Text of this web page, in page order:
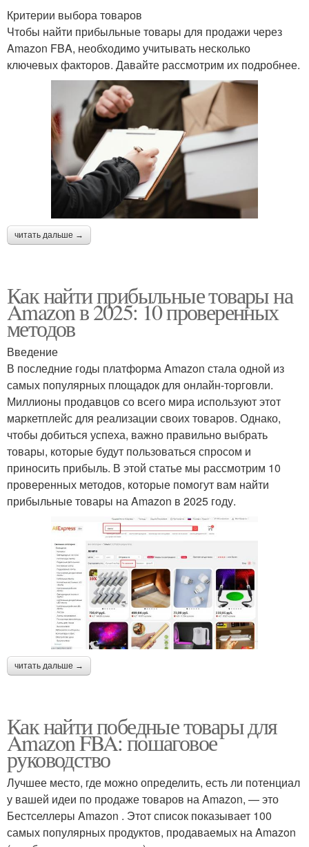
Критерии выбора товаров
Чтобы найти прибыльные товары для продажи через
Amazon FBA, необходимо учитывать несколько
ключевых факторов. Давайте рассмотрим их подробнее.
читать дальше →
Как найти прибыльные товары на
Amazon в 2025: 10 проверенных
методов
Введение
В последние годы платформа Amazon стала одной из
самых популярных площадок для онлайн-торговли.
Миллионы продавцов со всего мира используют этот
маркетплейс для реализации своих товаров. Однако,
чтобы добиться успеха, важно правильно выбрать
товары, которые будут пользоваться спросом и
приносить прибыль. В этой статье мы рассмотрим 10
проверенных методов, которые помогут вам найти
прибыльные товары на Amazon в 2025 году.
читать дальше →
Как найти победные товары для
Amazon FBA: пошаговое
руководство
Лучшее место, где можно определить, есть ли потенциал
у вашей идеи по продаже товаров на Amazon, — это
Бестселлеры Amazon . Этот список показывает 100
самых популярных продуктов, продаваемых на Amazon